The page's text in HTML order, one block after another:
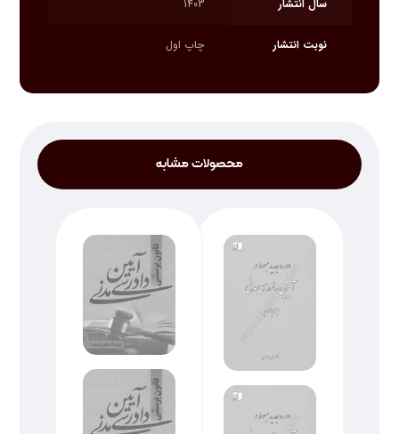
سال انتشار 1403
نوبت انتشار چاپ اول
محصولات مشابه